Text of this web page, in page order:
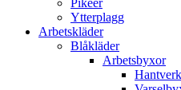
Pikéer
Ytterplagg
Arbetskläder
Blåkläder
Arbetsbyxor